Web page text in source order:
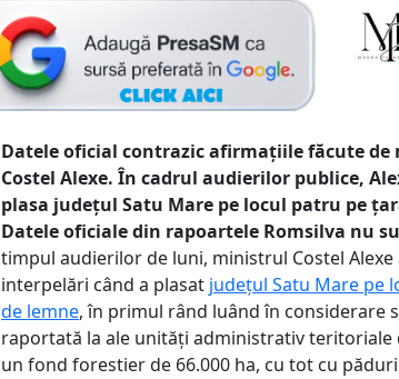
Datele oficial contrazic afirmațiile făcute
Costel Alexe. În cadrul audierilor publice,
plasa județul Satu Mare pe locul patru pe
Datele oficiale din rapoartele Romsilva nu
timpul audierilor de luni, ministrul Costel
interpelări când a plasat județul Satu Mare pe
de lemne, în primul rând luând în considerare
raportată la ale unități administrativ teritoriale
un fond forestier de 66.000 ha, cu tot cu